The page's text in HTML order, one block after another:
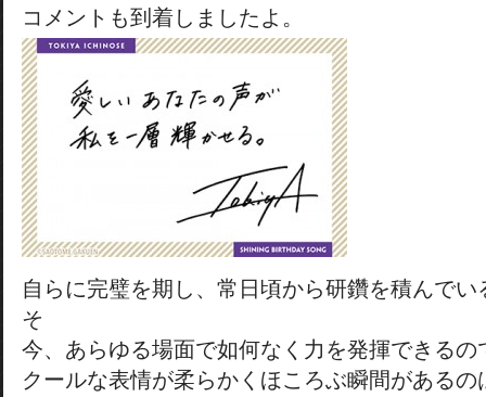
コメントも到着しましたよ。
自らに完璧を期し、常日頃から研鑽を積んで
そ
今、あらゆる場面で如何なく力を発揮できるの
クールな表情が柔らかくほころぶ瞬間がある